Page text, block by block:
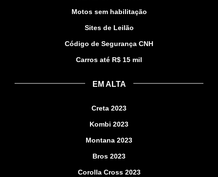
Motos sem habilitação
Sites de Leilão
Código de Segurança CNH
Carros até R$ 15 mil
EM ALTA
Creta 2023
Kombi 2023
Montana 2023
Bros 2023
Corolla Cross 2023